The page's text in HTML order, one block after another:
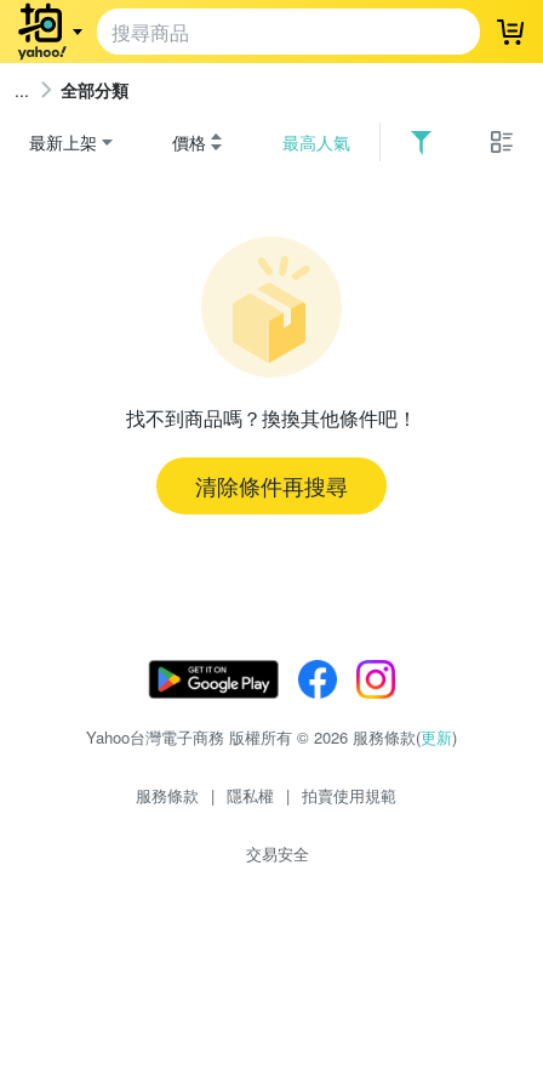
登
全部分類
最新上架 價格 最高人氣
找不到商品嗎？換換其他條件吧！
清除條件再搜尋
Yahoo台灣電子商務 版權所有 © 2026 服務條款(更新)
服務條款 | 隱私權 | 拍賣使用規範
交易安全